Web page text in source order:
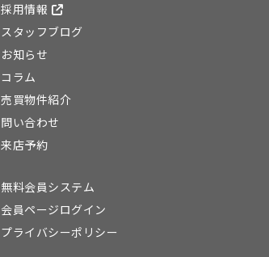
採用情報
スタッフブログ
お知らせ
コラム
売買物件紹介
問い合わせ
来店予約
無料会員システム
会員ページログイン
プライバシーポリシー